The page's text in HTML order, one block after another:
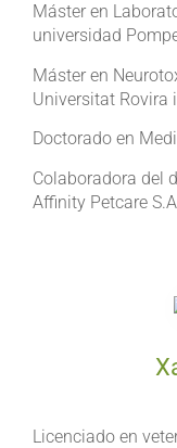
Máster en
universidad
Máster en
Universitat Rovira
Doctorado en
Colaboradora del
Affinity Petcare
Licenciado en